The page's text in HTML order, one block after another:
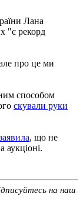
Лана
"є рекорд
про це ми
способом
скували руки
, що не
аукціоні.
на наш